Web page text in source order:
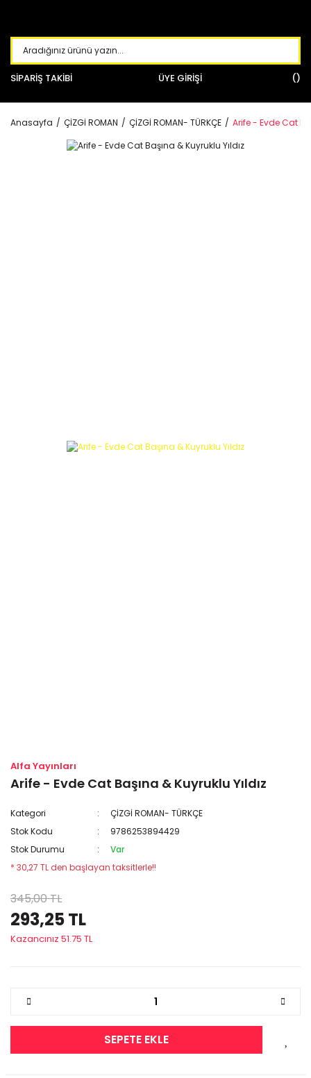
SİPARİŞ TAKİBİ ÜYE GİRİŞİ
Anasayfa ÇİZGİ ROMAN ÇİZGİ ROMAN- TÜRKÇE Arife - Evde Cat
Alfa Yayınları
Arife - Evde Cat Başına & Kuyruklu Yıldız
Kategori
ÇİZGİ ROMAN- TÜRKÇE
Stok Kodu
9786253894429
Stok Durumu
Var
* 30,27 TL den başlayan taksitlerle!!
345,00 TL
293,25 TL
Kazancınız 51.75 TL
SEPETE EKLE